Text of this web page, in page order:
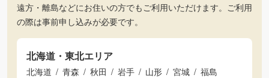
遠方・離島などにお住いの方でもご利用いただけます。ご利用
の際は事前申し込みが必要です。
北海道・東北エリア
北海道 青森 秋田 岩手 山形 宮城 福島